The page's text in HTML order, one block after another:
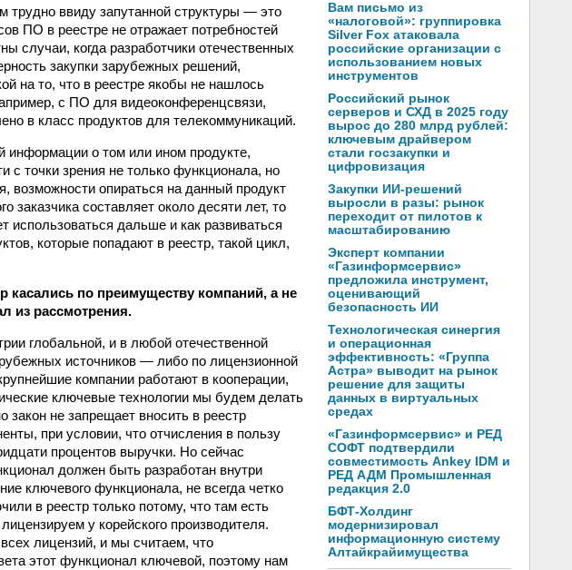
трудно ввиду запутанной структуры — это
ПО в реестре не отражает потребностей
случаи, когда разработчики отечественных
закупки зарубежных решений,
на то, что в реестре якобы не нашлось
с ПО для видеоконференцсвязи,
в класс продуктов для телекоммуникаций.
информации о том или ином продукте,
с точки зрения не только функционала, но
возможности опираться на данный продукт
заказчика составляет около десяти лет, то
использоваться дальше и как развиваться
которые попадают в реестр, такой цикл,
касались по преимуществу компаний, а не
из рассмотрения.
глобальной, и в любой отечественной
источников — либо по лицензионной
компании работают в кооперации,
ключевые технологии мы будем делать
закон не запрещает вносить в реестр
при условии, что отчисления в пользу
процентов выручки. Но сейчас
должен быть разработан внутри
ключевого функционала, не всегда четко
в реестр только потому, что там есть
у корейского производителя.
лицензий, и мы считаем, что
этот функционал ключевой, поэтому нам
Вам письмо из
«налоговой»: группировка
Silver Fox атаковала
российские организации с
использованием новых
инструментов
Российский рынок
серверов и СХД в 2025 году
вырос до 280 млрд рублей:
ключевым драйвером
стали госзакупки и
цифровизация
Закупки ИИ-решений
выросли в разы: рынок
переходит от пилотов к
масштабированию
Эксперт компании
«Газинформсервис»
предложила инструмент,
оценивающий
безопасность ИИ
Технологическая синергия
и операционная
эффективность: «Группа
Астра» выводит на рынок
решение для защиты
данных в виртуальных
средах
«Газинформсервис» и РЕД
СОФТ подтвердили
совместимость Ankey IDM и
РЕД АДМ Промышленная
редакция 2.0
БФТ-Холдинг
модернизировал
информационную систему
Алтайкрайимущества